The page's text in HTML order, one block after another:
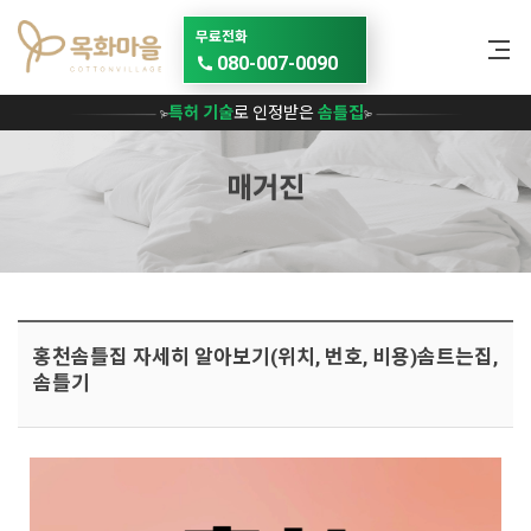
메뉴 건너뛰기
무료전화
080-007-0090
특허 기술로 인정받은솜틀집
매거진
홍천솜틀집 자세히 알아보기(위치, 번호, 비용)솜트는집,
솜틀기